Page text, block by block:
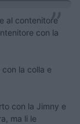
al contenitore
con la
la colla e
con la Jimny e
ma li le